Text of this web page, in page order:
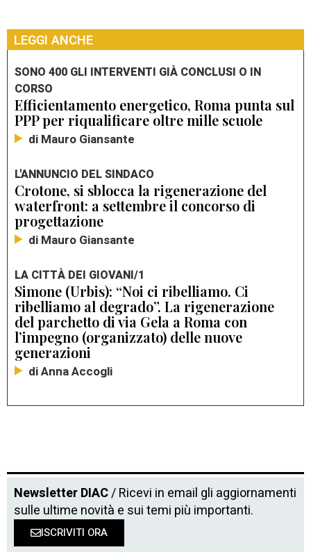
LEGGI ANCHE
SONO 400 GLI INTERVENTI GIÀ CONCLUSI O IN
CORSO
Efficientamento energetico, Roma punta sul
PPP per riqualificare oltre mille scuole
di Mauro Giansante
L'ANNUNCIO DEL SINDACO
Crotone, si sblocca la rigenerazione del
waterfront: a settembre il concorso di
progettazione
di Mauro Giansante
LA CITTÀ DEI GIOVANI/1
Simone (Urbis): “Noi ci ribelliamo. Ci
ribelliamo al degrado”. La rigenerazione
del parchetto di via Gela a Roma con
l’impegno (organizzato) delle nuove
generazioni
di Anna Accogli
Newsletter DIAC/ Ricevi in email gli aggiornamenti
sulle ultime novità e sui temi più importanti.
ISCRIVITI ORA